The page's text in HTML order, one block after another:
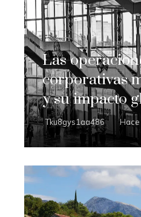
Las
corporativas
y su impacto
Tku8gys1aa486